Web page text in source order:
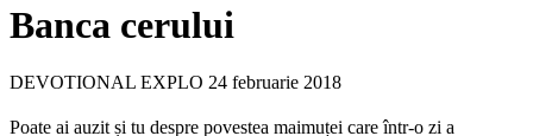
Banca cerului
DEVOTIONAL EXPLO 24 februarie 2018
Poate ai auzit și tu despre povestea maimuței care într-o zi a